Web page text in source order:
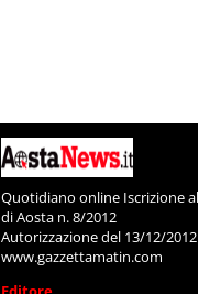
Quotidiano online Iscrizione
di Aosta n. 8/2012
Autorizzazione del 13/12/2012
www.gazzettamatin.com